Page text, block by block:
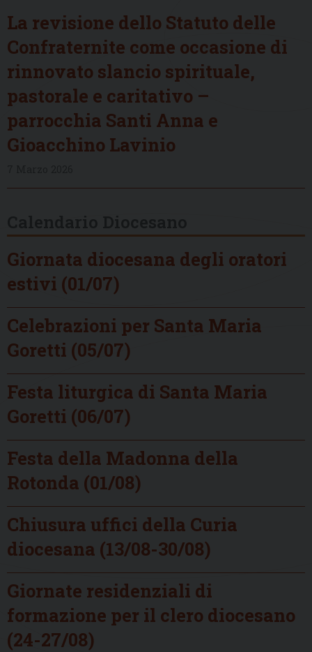
La revisione dello Statuto delle
Confraternite come occasione di
rinnovato slancio spirituale,
pastorale e caritativo –
parrocchia Santi Anna e
Gioacchino Lavinio
Giornata diocesana degli oratori
estivi (01/07)
Celebrazioni per Santa Maria
Goretti (05/07)
Festa liturgica di Santa Maria
Goretti (06/07)
Festa della Madonna della
Rotonda (01/08)
Chiusura uffici della Curia
diocesana (13/08-30/08)
Giornate residenziali di
formazione per il clero diocesano
(24-27/08)